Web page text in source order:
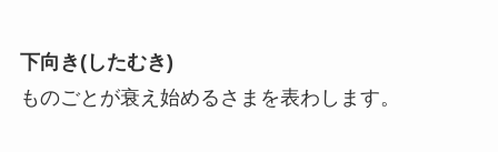
下向き(したむき)
ものごとが衰え始めるさまを表わします。